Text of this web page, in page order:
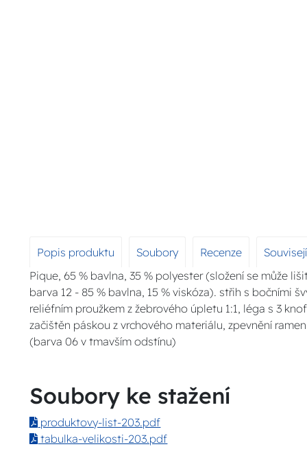
Popis produktu Soubory Recenze
Pique, 65 % bavlna, 35 % polyester (složení se může
barva 12 - 85 % bavlna, 15 % viskóza). střih s bočními
reliéfním proužkem z žebrového úpletu 1:1, léga s 3
začištěn páskou z vrchového materiálu, zpevnění
(barva 06 v tmavším odstínu)
Soubory ke stažení
produktovy-list-203.pdf
tabulka-velikosti-203.pdf